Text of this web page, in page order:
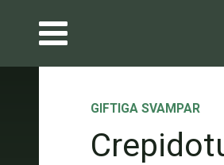
GIFTIGA SVAMPAR